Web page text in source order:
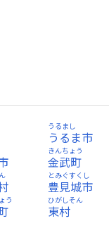
うるま市
うるまし
金武町
きんちょう
豊見城市
とみぐすくし
う
東村
ひがしそん